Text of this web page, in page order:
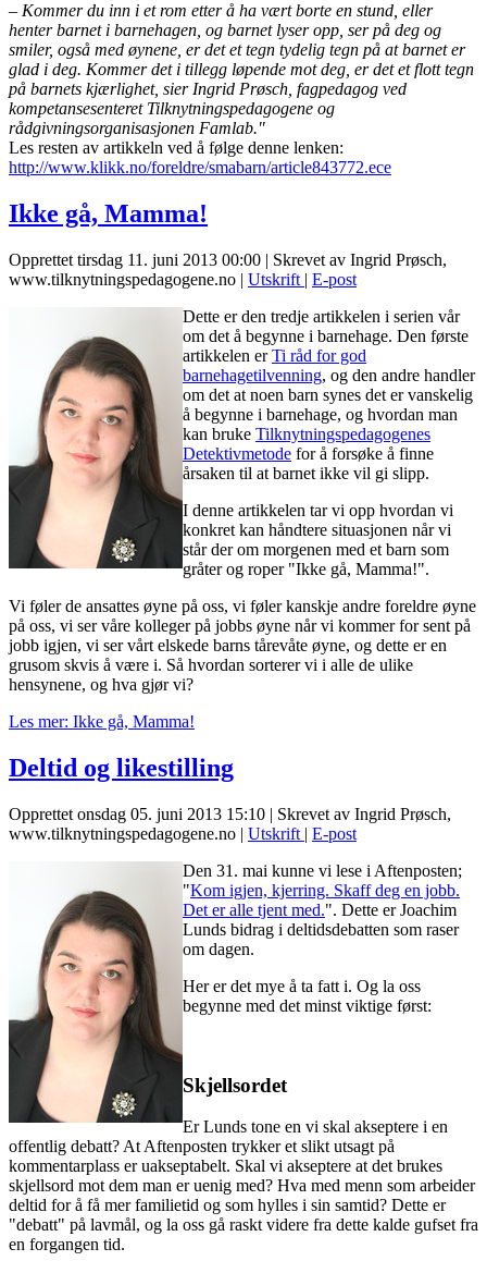
– Kommer du inn i et rom etter å ha vært borte en stund, eller
henter barnet i barnehagen, og barnet lyser opp, ser på deg og
smiler, også med øynene, er det et tegn tydelig tegn på at barnet er
glad i deg. Kommer det i tillegg løpende mot deg, er det et flott tegn
på barnets kjærlighet, sier Ingrid Prøsch, fagpedagog ved
kompetansesenteret Tilknytningspedagogene og
rådgivningsorganisasjonen Famlab."
Les resten av artikkeln ved å følge denne lenken:
http://www.klikk.no/foreldre/smabarn/article843772.ece
Ikke gå, Mamma!
Opprettet tirsdag 11. juni 2013 00:00 | Skrevet av Ingrid Prøsch,
www.tilknytningspedagogene.no | Utskrift | E-post
Dette er den tredje artikkelen i serien vår
om det å begynne i barnehage. Den første
artikkelen erTi råd for god
barnehagetilvenning, og den andre handler
om det at noen barn synes det er vanskelig
å begynne i barnehage, og hvordan man
kan bruke Tilknytningspedagogenes
Detektivmetode for å forsøke å finne
årsaken til at barnet ikke vil gi slipp.
I denne artikkelen tar vi opp hvordan vi
konkret kan håndtere situasjonen når vi
står der om morgenen med et barn som
gråter og roper "Ikke gå, Mamma!".
Vi føler de ansattes øyne på oss, vi føler kanskje andre foreldre øyne
på oss, vi ser våre kolleger på jobbs øyne når vi kommer for sent på
jobb igjen, vi ser vårt elskede barns tårevåte øyne, og dette er en
grusom skvis å være i. Så hvordan sorterer vi i alle de ulike
hensynene, og hva gjør vi?
Les mer: Ikke gå, Mamma!
Deltid og likestilling
Opprettet onsdag 05. juni 2013 15:10 | Skrevet av Ingrid Prøsch,
www.tilknytningspedagogene.no | Utskrift | E-post
Den 31. mai kunne vi lese i Aftenposten;
"Kom igjen, kjerring. Skaff deg en jobb.
Det er alle tjent med.". Dette er Joachim
Lunds bidrag i deltidsdebatten som raser
om dagen.
Her er det mye å ta fatt i. Og la oss
begynne med det minst viktige først:
Skjellsordet
Er Lunds tone en vi skal akseptere i en
offentlig debatt? At Aftenposten trykker et slikt utsagt på
kommentarplass er uakseptabelt. Skal vi akseptere at det brukes
skjellsord mot dem man er uenig med? Hva med menn som arbeider
deltid for å få mer familietid og som hylles i sin samtid? Dette er
"debatt" på lavmål, og la oss gå raskt videre fra dette kalde gufset fra
en forgangen tid.